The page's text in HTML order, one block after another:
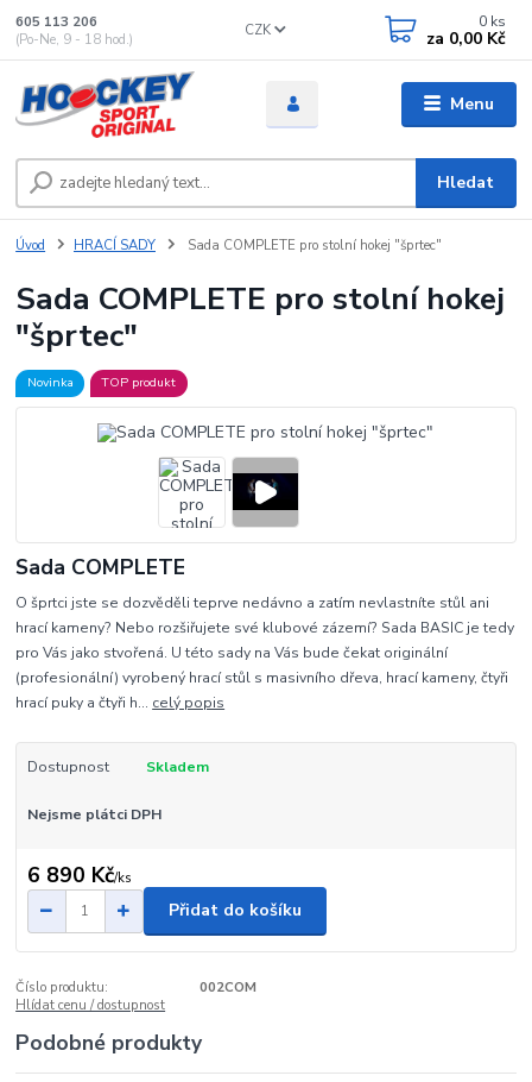
Menu
CZK
Hledat
605 113 206
(Po-Ne, 9 - 18 hod.)
0 ks
za 0,00 Kč
Úvod HRACÍ SADY Sada COMPLETE pro stolní hokej "šprtec"
Sada COMPLETE pro stolní hokej
"šprtec"
Novinka TOP produkt
Sada COMPLETE
O šprtci jste se dozvěděli teprve nedávno a zatím nevlastníte stůl ani
hrací kameny? Nebo rozšiřujete své klubové zázemí? Sada BASIC je tedy
pro Vás jako stvořená. U této sady na Vás bude čekat originální
(profesionální) vyrobený hrací stůl s masivního dřeva, hrací kameny, čtyři
hrací puky a čtyři h... celý popis
Dostupnost Skladem
Nejsme plátci DPH
6 890 Kč/ks
Přidat do košíku
Číslo produktu:
002COM
Hlídat cenu / dostupnost
Podobné produkty